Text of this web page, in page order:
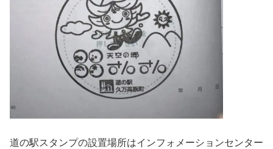
道の駅スタンプの設置場所はインフォメーションセンター